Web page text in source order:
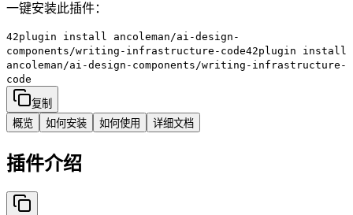
一键安装此插件：
42plugin install ancoleman/ai-design-
components/writing-infrastructure-code42plugin install
ancoleman/ai-design-components/writing-infrastructure-
code
复制
概览
如何安装 如何使用 详细文档
插件介绍